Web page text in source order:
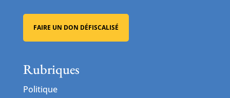
FAIRE UN DON DÉFISCALISÉ
Rubriques
Politique